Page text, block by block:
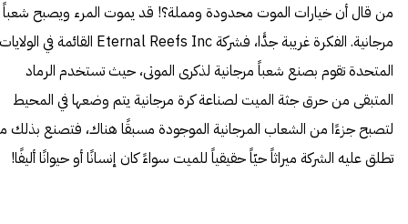
من قال أن خيارات الموت محدودة ومملة؟! قد يموت المرء ويصبح شعباً
مرجانية. الفكرة غريبة جدًّا، فشركة Eternal Reefs Inc القائمة في الولايات
المتحدة تقوم بصنع شعباً مرجانية لذكرى الموتى، حيث تستخدم الرماد
المتبقى من حرق جثة الميت لصناعة كرة مرجانية يتم وضعها في المحيط
لتصبح جزءًا من الشعاب المرجانية الموجودة مسبقًا هناك، فتصنع بذلك
تطلق عليه الشركة ميراثاً حيّاً حقيقياً للميت سواءً كان إنسانًا أو حيوانًا أليفًا!